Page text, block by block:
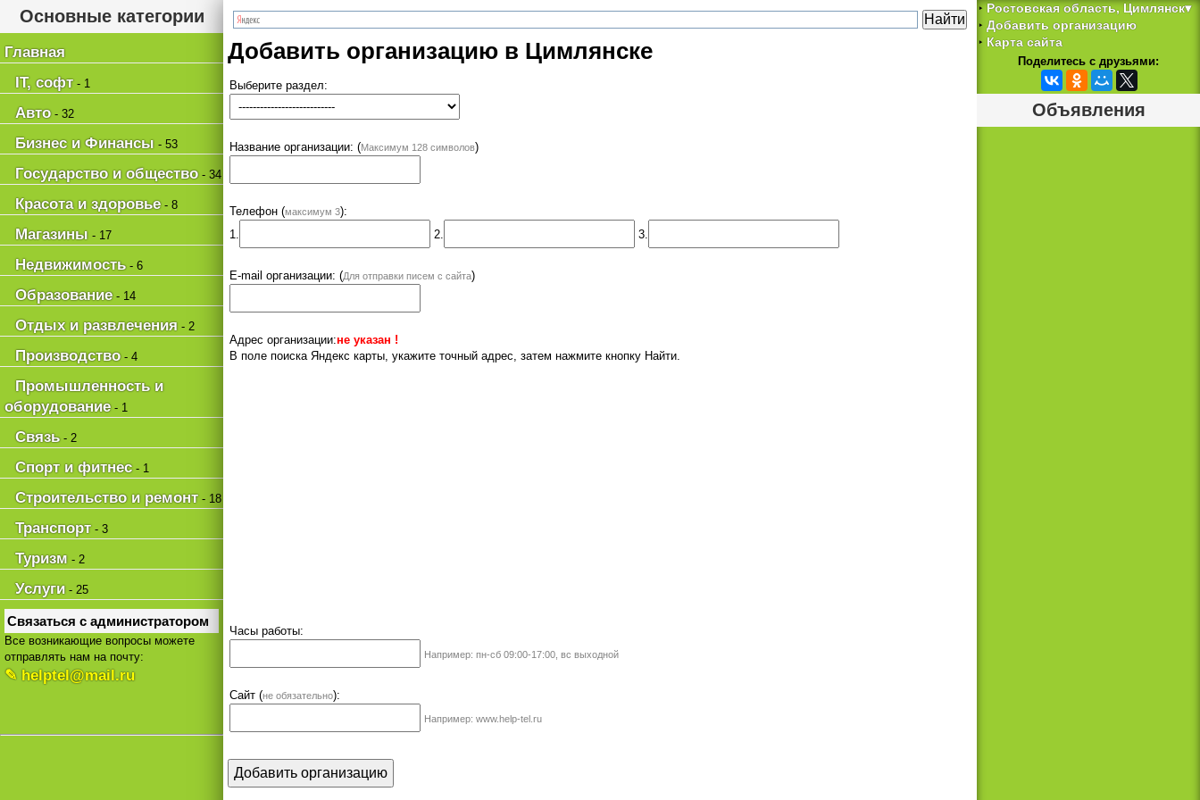
Основные категории
Главная
IT, софт- 1
Авто- 32
Бизнес и Финансы - 53
Государство и общество- 34
Красота и здоровье- 8
Магазины - 17
Недвижимость- 6
Образование- 14
Отдых и развлечения - 2
Производство- 4
Промышленность и
оборудование- 1
Связь- 2
Спорт и фитнес- 1
Строительство и ремонт- 18
Транспорт- 3
Туризм - 2
Услуги - 25
Связаться с администратором
Все возникающие вопросы можете
отправлять нам на почту:
✎ helptel@mail.ru
Добавить организацию в Цимлянске
Выберите раздел:
Название организации: (Максимум 128 символов)
Телефон (максимум 3):
1.
2. 3.
E-mail организации: (Для отправки писем с сайта)
Адрес организации:не указан !
В поле поиска Яндекс карты, укажите точный адрес, затем нажмите кнопку Найти.
Часы работы:
Например: пн-сб 09:00-17:00, вс выходной
Сайт (не обязательно):
Например: www.help-tel.ru
‣ Ростовская область, Цимлянск▾
‣ Добавить организацию
‣ Карта сайта
Поделитесь с друзьями:
Объявления